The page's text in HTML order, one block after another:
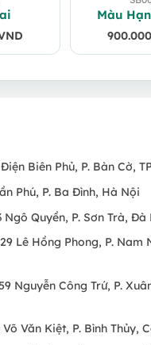
Màu
900.000
Biên Phủ, P. Bàn Cờ,
Phú, P. Ba Đình, Hà Nội
Ngô Quyền, P. Sơn Trà, Đà
Lê Hồng Phong, P. Nam
Nguyễn Công Trứ, P.
Võ Văn Kiệt, P. Bình Thủy,